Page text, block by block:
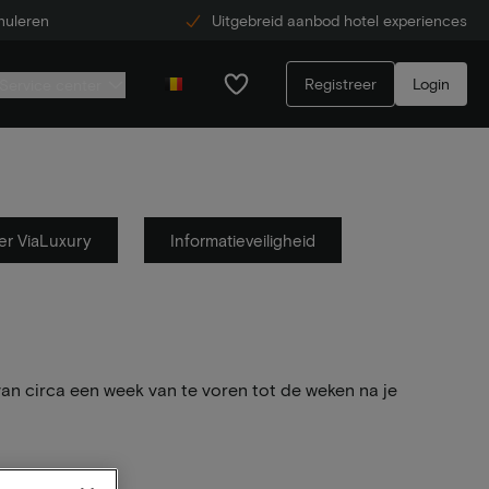
Uitgebreid aanbod hotel experiences
Registreer Login
ViaLuxury Informatieveiligheid
circa een week van te voren tot de weken na je